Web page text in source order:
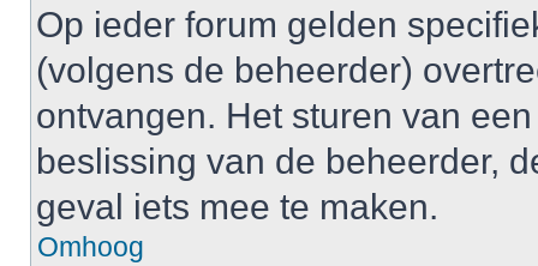
Op ieder forum gelden
(volgens de beheerder)
ontvangen. Het sturen van
beslissing van de beheerder,
geval iets mee te maken.
Omhoog